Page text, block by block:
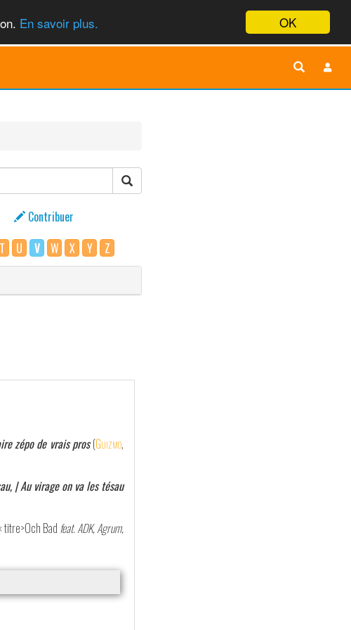
OK
En savoir plus.
Contribuer
T U V W X Y Z
zépo de vrais pros (Guizmo,
| Au virage on va les tésau
titre>Och Bad feat. ADK, Agrum,